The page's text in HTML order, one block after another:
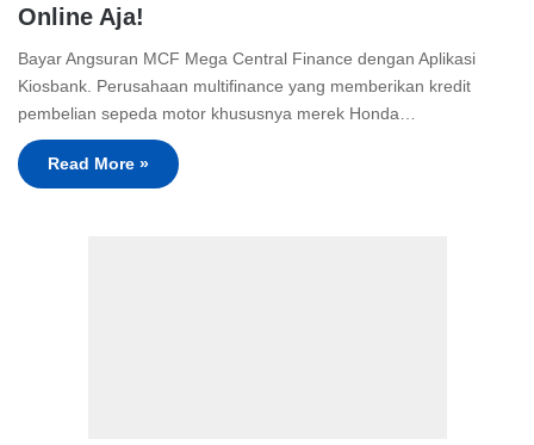
Online Aja!
Bayar Angsuran MCF Mega Central Finance dengan Aplikasi
Kiosbank. Perusahaan multifinance yang memberikan kredit
pembelian sepeda motor khususnya merek Honda…
Read More »